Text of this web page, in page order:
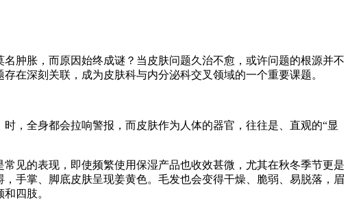
肿胀，而原因始终成谜？当皮肤问题久治不愈，或许问题的根源并不
深刻关联，成为皮肤科与内分泌科交叉领域的一个重要课题。
，全身都会拉响警报，而皮肤作为人体的器官，往往是、直观的“显
见的表现，即使频繁使用保湿产品也收效甚微，尤其在秋冬季节更是
手掌、脚底皮肤呈现姜黄色。毛发也会变得干燥、脆弱、易脱落，眉
四肢。